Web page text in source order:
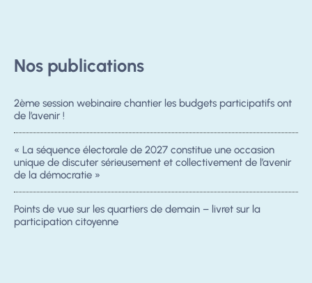
Nos publications
2ème session webinaire chantier les budgets participatifs ont
de l’avenir !
« La séquence électorale de 2027 constitue une occasion
unique de discuter sérieusement et collectivement de l’avenir
de la démocratie »
Points de vue sur les quartiers de demain – livret sur la
participation citoyenne